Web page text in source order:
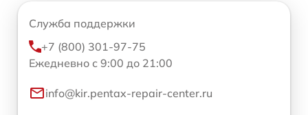
Служба поддержки
+7 (800) 301-97-75
Ежедневно с 9:00 до 21:00
info@kir.pentax-repair-center.ru